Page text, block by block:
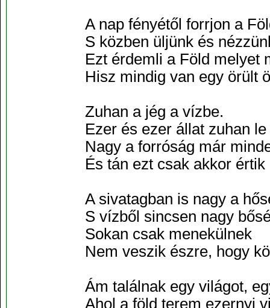
A nap fényétől forrjon a
S közben üljünk és
Ezt érdemli a Föld melyet
Hisz mindig van egy örült
Zuhan a jég a vízbe.
Ezer és ezer állat zuhan
Nagy a forróság már
És tán ezt csak akkor
A sivatagban is nagy a
S vízből sincsen nagy
Sokan csak menekülnek
Nem veszik észre, hogy
Ám találnak egy világot,
Ahol a föld terem ezernyi